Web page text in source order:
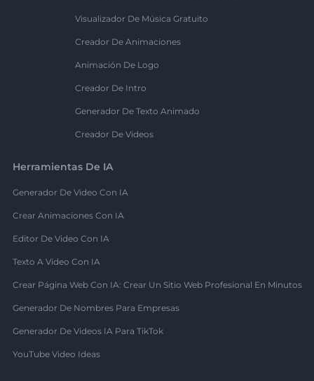
Visualizador De Música Gratuito
Creador De Animaciones
Animación De Logo
Creador De Intro
Generador De Texto Animado
Creador De Videos
Herramientas De IA
Generador De Video Con IA
Crear Animaciones Con IA
Editor De Video Con IA
Texto A Video Con IA
Crear Página Web Con IA: Crear Un Sitio Web Profesional En Minutos
Generador De Nombres Para Empresas
Generador De Videos IA Para TikTok
YouTube Video Ideas